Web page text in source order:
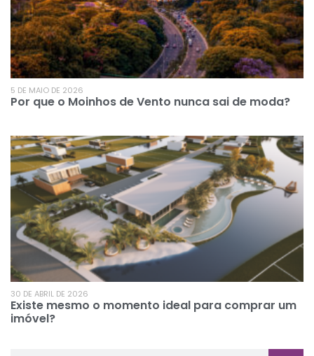
5 DE MAIO DE 2026
Por que o Moinhos de Vento nunca sai de moda?
30 DE ABRIL DE 2026
Existe mesmo o momento ideal para comprar um
imóvel?